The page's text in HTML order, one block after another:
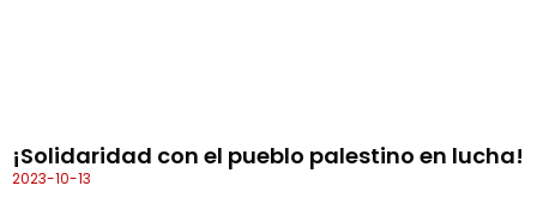
¡Solidaridad con el pueblo palestino en lucha!
2023-10-13